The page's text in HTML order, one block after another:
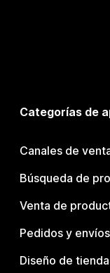
Categorías de
Canales de
Búsqueda de
Venta de
Pedidos y envíos
Diseño de